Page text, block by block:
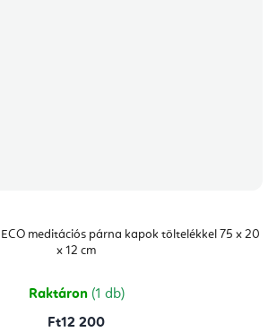
ECO meditációs párna kapok töltelékkel 75 x 20
x 12 cm
Raktáron (1 db)
Ft12 200